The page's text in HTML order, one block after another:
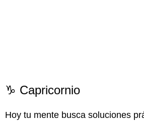
♑ Capricornio
Hoy tu mente busca soluciones